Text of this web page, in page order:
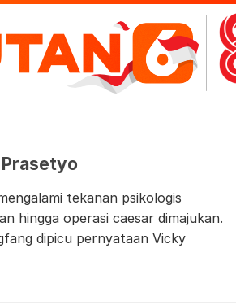
tekanan psikologis
hingga operasi caesar dimajukan.
dipicu pernyataan Vicky